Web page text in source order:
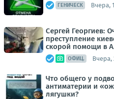
ГЕНИЧЕСК Вчера,
Сергей Георгиев:
преступление
скорой помощи в
ОФИЦ. Вчера,
Что общего у
антиматерии и
лягушки?